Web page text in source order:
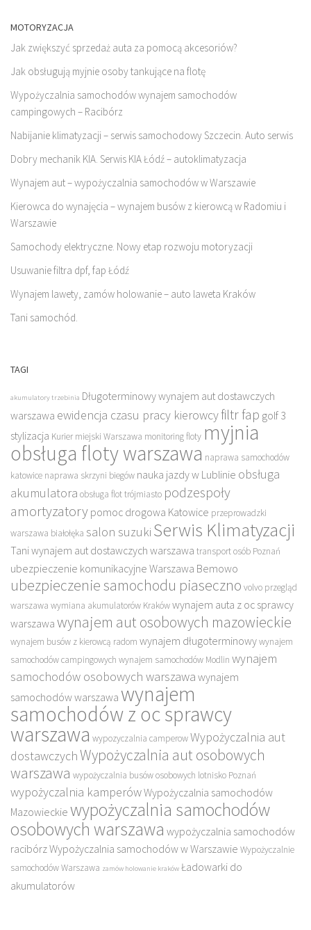
MOTORYZACJA
Jak zwiększyć sprzedaż auta za pomocą akcesoriów?
Jak obsługują myjnie osoby tankujące na flotę
Wypożyczalnia samochodów wynajem samochodów
campingowych – Racibórz
Nabijanie klimatyzacji – serwis samochodowy Szczecin. Auto serwis
Dobry mechanik KIA. Serwis KIA Łódź – autoklimatyzacja
Wynajem aut – wypożyczalnia samochodów w Warszawie
Kierowca do wynajęcia – wynajem busów z kierowcą w Radomiu i
Warszawie
Samochody elektryczne. Nowy etap rozwoju motoryzacji
Usuwanie filtra dpf, fap Łódź
Wynajem lawety, zamów holowanie – auto laweta Kraków
Tani samochód.
TAGI
akumulatory trzebinia Długoterminowy wynajem aut dostawczych
warszawa ewidencja czasu pracy kierowcyfiltr fap golf 3
stylizacja Kurier miejski Warszawa monitoring floty myjnia
obsługa floty warszawa naprawa samochodów
katowice naprawa skrzyni biegów nauka jazdy w Lublinie obsługa
akumulatora obsługa flot trójmiasto podzespoły
amortyzatory pomoc drogowa Katowice przeprowadzki
warszawa białołęka salon suzuki Serwis Klimatyzacji
Tani wynajem aut dostawczych warszawa transport osób Poznań
ubezpieczenie komunikacyjne Warszawa Bemowo
ubezpieczenie samochodu piaseczno volvo przegląd
warszawa wymiana akumulatorów Krakówwynajem auta z oc sprawcy
warszawa wynajem aut osobowych mazowieckie
wynajem busów z kierowcą radom wynajem długoterminowywynajem
samochodów campingowych wynajem samochodów Modlin wynajem
samochodów osobowych warszawa wynajem
samochodów warszawa wynajem
samochodów z oc sprawcy
warszawa wypozyczalnia camperowWypożyczalnia aut
dostawczychWypożyczalnia aut osobowych
warszawa wypożyczalnia busów osobowych lotnisko Poznań
wypożyczalnia kamperówWypożyczalnia samochodów
Mazowieckie wypożyczalnia samochodów
osobowych warszawa wypożyczalnia samochodów
racibórzWypożyczalnia samochodów w Warszawie Wypożyczalnie
samochodów Warszawa zamów holowanie kraków Ładowarki do
akumulatorów